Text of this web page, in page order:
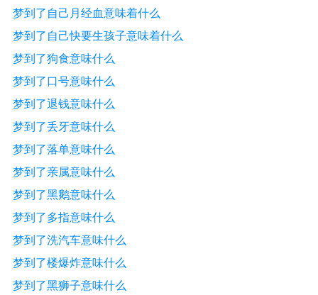
梦到了自己月经血意味着什么
梦到了自己快要生孩子意味着什么
梦到了狗食意味什么
梦到了口号意味什么
梦到了退钱意味什么
梦到了丢牙意味什么
梦到了落单意味什么
梦到了亲属意味什么
梦到了黑鹅意味什么
梦到了多指意味什么
梦到了洗汽车意味什么
梦到了楼爆炸意味什么
梦到了黑狮子意味什么